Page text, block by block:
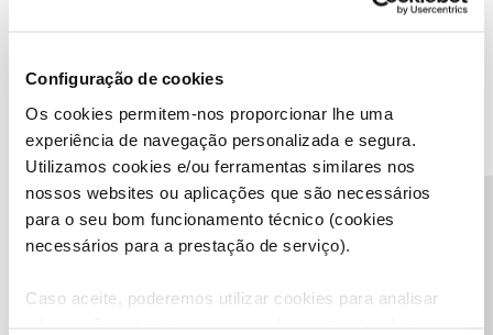
Configuração de cookies
Os cookies permitem-nos proporcionar lhe uma
experiência de navegação personalizada e segura.
Utilizamos cookies e/ou ferramentas similares nos
nossos websites ou aplicações que são necessários
para o seu bom funcionamento técnico (cookies
necessários para a prestação de serviço).
Caso aceite, poderemos utilizar cookies para analisar
Descubra as novidades de julho